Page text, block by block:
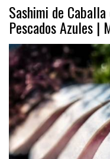
Sashimi de
Pescados Azules |